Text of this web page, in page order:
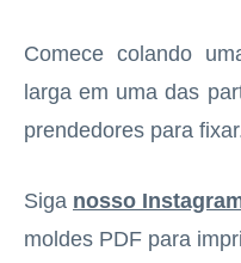
Comece colando
larga em uma das
prendedores para
Siga nosso
moldes PDF para